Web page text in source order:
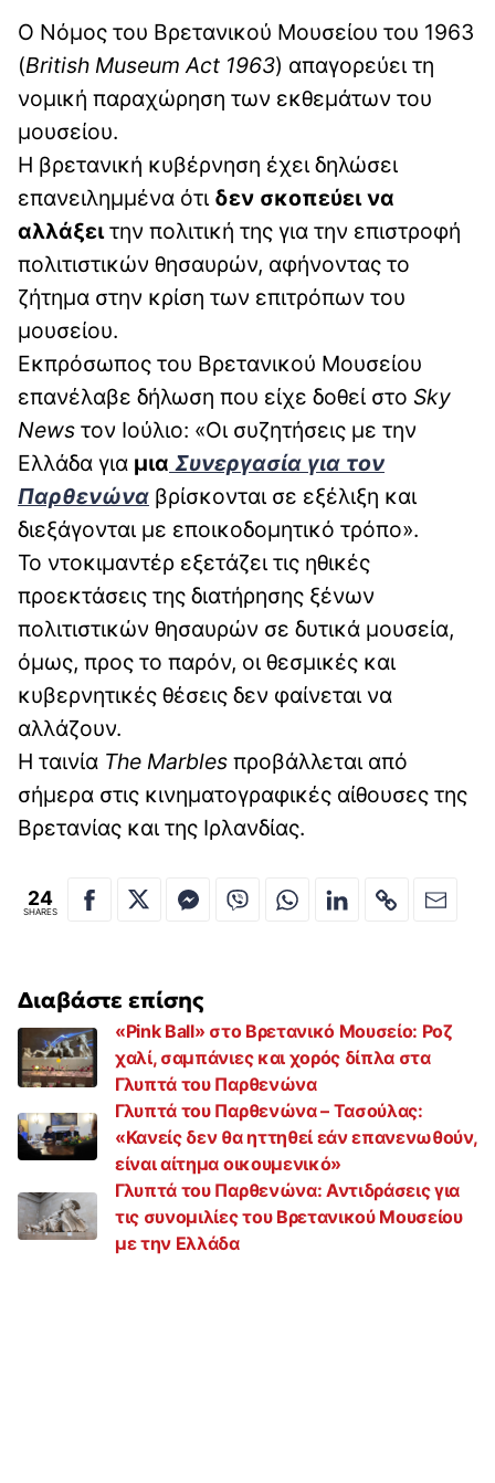
Ο Νόμος του Βρετανικού Μουσείου του 1963
(British Museum Act 1963) απαγορεύει τη
νομική παραχώρηση των εκθεμάτων του
μουσείου.
Η βρετανική κυβέρνηση έχει δηλώσει
επανειλημμένα ότι δεν σκοπεύει να
αλλάξειτην πολιτική της για την επιστροφή
πολιτιστικών θησαυρών, αφήνοντας το
ζήτημα στην κρίση των επιτρόπων του
μουσείου.
Εκπρόσωπος του Βρετανικού Μουσείου
επανέλαβε δήλωση που είχε δοθεί στο Sky
News τον Ιούλιο: «Οι συζητήσεις με την
Ελλάδα για μια Συνεργασία για τον
Παρθενώνα βρίσκονται σε εξέλιξη και
διεξάγονται με εποικοδομητικό τρόπο».
Το ντοκιμαντέρ εξετάζει τις ηθικές
προεκτάσεις της διατήρησης ξένων
πολιτιστικών θησαυρών σε δυτικά μουσεία,
όμως, προς το παρόν, οι θεσμικές και
κυβερνητικές θέσεις δεν φαίνεται να
αλλάζουν.
Η ταινία The Marbles προβάλλεται από
σήμερα στις κινηματογραφικές αίθουσες της
Βρετανίας και της Ιρλανδίας.
24
SHARES
Διαβάστε επίσης
«Pink Ball» στο Βρετανικό Μουσείο: Ροζ
χαλί, σαμπάνιες και χορός δίπλα στα
Γλυπτά του Παρθενώνα
Γλυπτά του Παρθενώνα – Τασούλας:
«Κανείς δεν θα ηττηθεί εάν επανενωθούν,
είναι αίτημα οικουμενικό»
Γλυπτά του Παρθενώνα: Αντιδράσεις για
τις συνομιλίες του Βρετανικού Μουσείου
με την Ελλάδα